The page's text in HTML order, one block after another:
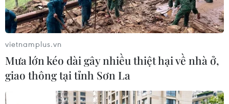
vietnamplus.vn
Mưa lớn kéo dài gây nhiều thiệt hại về nhà ở,
giao thông tại tỉnh Sơn La